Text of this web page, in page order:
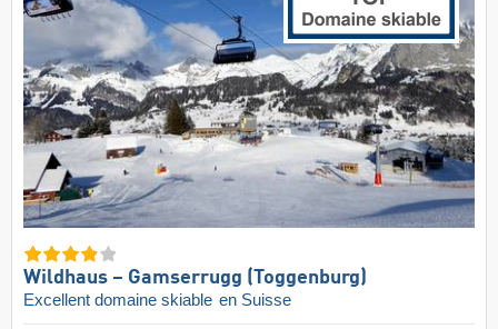
Wildhaus – Gamserrugg (Toggenburg)
Excellent domaine skiable en Suisse